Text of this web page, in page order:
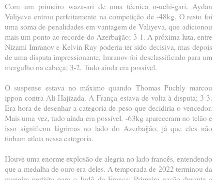
Com um primeiro waza-ari de uma técnica o-uchi-gari, Aydan
Valiyeva entrou perfeitamente na competição de -48kg. O resto foi
uma soma de penalidades em vantagem de Valiyeva, que adicionou
mais um ponto ao recorde do Azerbaijão; 3-1. A próxima luta, entre
Nizami Imranov e Kelvin Ray poderia ter sido decisiva, mas depois
de uma disputa impressionante, Imranov foi desclassificado para um
mergulho na cabeça; 3-2. Tudo ainda era possível.
O suspense estava no máximo quando Thomas Puchly marcou
ippon contra Ali Hajizada. A França estava de volta à disputa; 3-3.
Era hora de desenhar a categoria de peso que decidiria o vencedor.
Mais uma vez, tudo ainda era possível. -63kg apareceram no telão e
isso significou lágrimas no lado do Azerbaijão, já que eles não
tinham atleta nessa categoria.
Houve uma enorme explosão de alegria no lado francês, entendendo
que a medalha de ouro era deles. A temporada de 2022 terminou da